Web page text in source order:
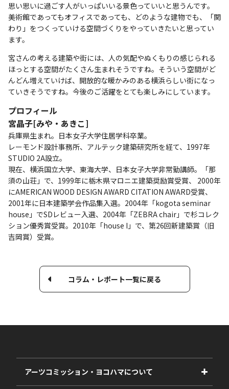
思い思いに過ごす人がいっぱいいる景色っていいと思うんです。
美術館であってもオフィスであっても、どのような建物でも、「関
わり」をつくっていける空間づくりをやっていきたいと思ってい
ます。
宮さんの考える建築や街には、人の気配やぬくもりの感じられる
ほっとする空間がたくさん生まれそうですね。そういう空間がど
んどん増えていけば、開放的な暖かみのある横浜らしい街になっ
ていきそうですね。今後のご活躍をとても楽しみにしています。
プロフィール
宮晶子[みや・あきこ]
兵庫県生まれ。日本女子大学住居学科卒業。
レーモンド設計事務所、アルテック建築研究所を経て、1997年
STUDIO 2A設立。
現在、横浜国立大学、東海大学、日本女子大学非常勤講師。「那
須の山荘」で、1999年に栃木県マロニエ建築奨励賞受賞、 2000年
にAMERICAN WOOD DESIGN AWARD CITATION AWARD受賞、
2001年に日本建築学会作品集入選。2004年「kogota seminar
house」でSDレビュー入選、2004年「ZEBRA chair」で杉コレク
ション優秀賞受賞。2010年「house I」で、第26回新建築賞（旧
吉岡賞）受賞。
コラム・レポート一覧に戻る
アーツコミッション・ヨコハマについて